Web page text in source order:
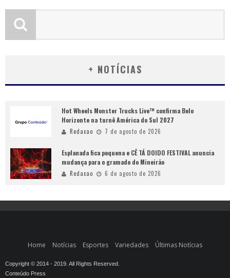
+ NOTÍCIAS
Hot Wheels Monster Trucks Live™ confirma Belo
Horizonte na turnê América do Sul 2027
Redacao 7 de agosto de 2026
Esplanada fica pequena e CÊ TÁ DOIDO FESTIVAL anuncia
mudança para o gramado do Mineirão
Redacao 6 de agosto de 2026
Home Notícias Esportes Variedades Últimas Notícias
Copyright © 2014 - 2019. All Rights Reserved.
Conteúdo Press